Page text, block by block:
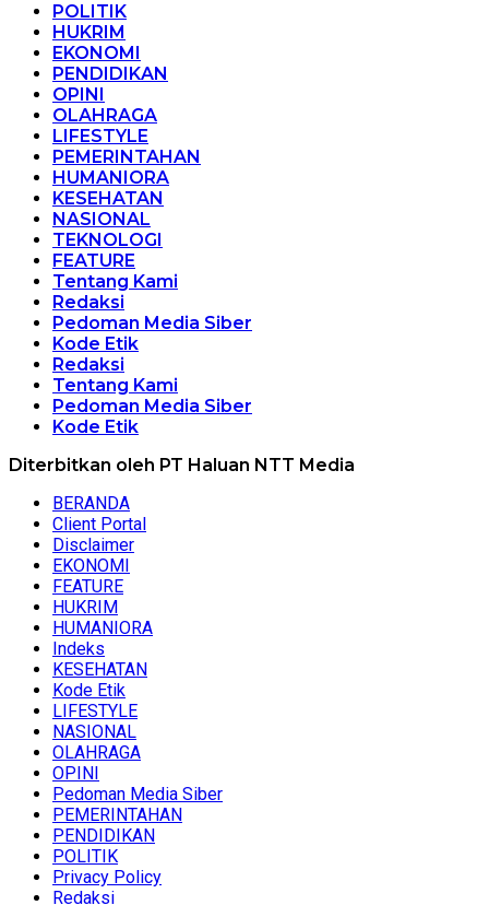
POLITIK
HUKRIM
EKONOMI
PENDIDIKAN
OPINI
OLAHRAGA
LIFESTYLE
PEMERINTAHAN
HUMANIORA
KESEHATAN
NASIONAL
TEKNOLOGI
FEATURE
Tentang Kami
Redaksi
Pedoman Media Siber
Kode Etik
Redaksi
Tentang Kami
Pedoman Media Siber
Kode Etik
Diterbitkan oleh PT Haluan NTT Media
BERANDA
Client Portal
Disclaimer
EKONOMI
FEATURE
HUKRIM
HUMANIORA
Indeks
KESEHATAN
Kode Etik
LIFESTYLE
NASIONAL
OLAHRAGA
OPINI
Pedoman Media Siber
PEMERINTAHAN
PENDIDIKAN
POLITIK
Privacy Policy
Redaksi